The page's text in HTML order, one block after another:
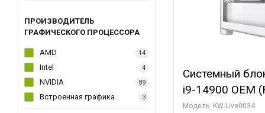
ПРОИЗВОДИТЕЛЬ
ГРАФИЧЕСКОГО ПРОЦЕССОРА
AMD 14
Intel 4
NVIDIA 89
Встроенная графика 3
Системный
i9-14900 OEM
C24 16EC/
Модель: KW-Live0034